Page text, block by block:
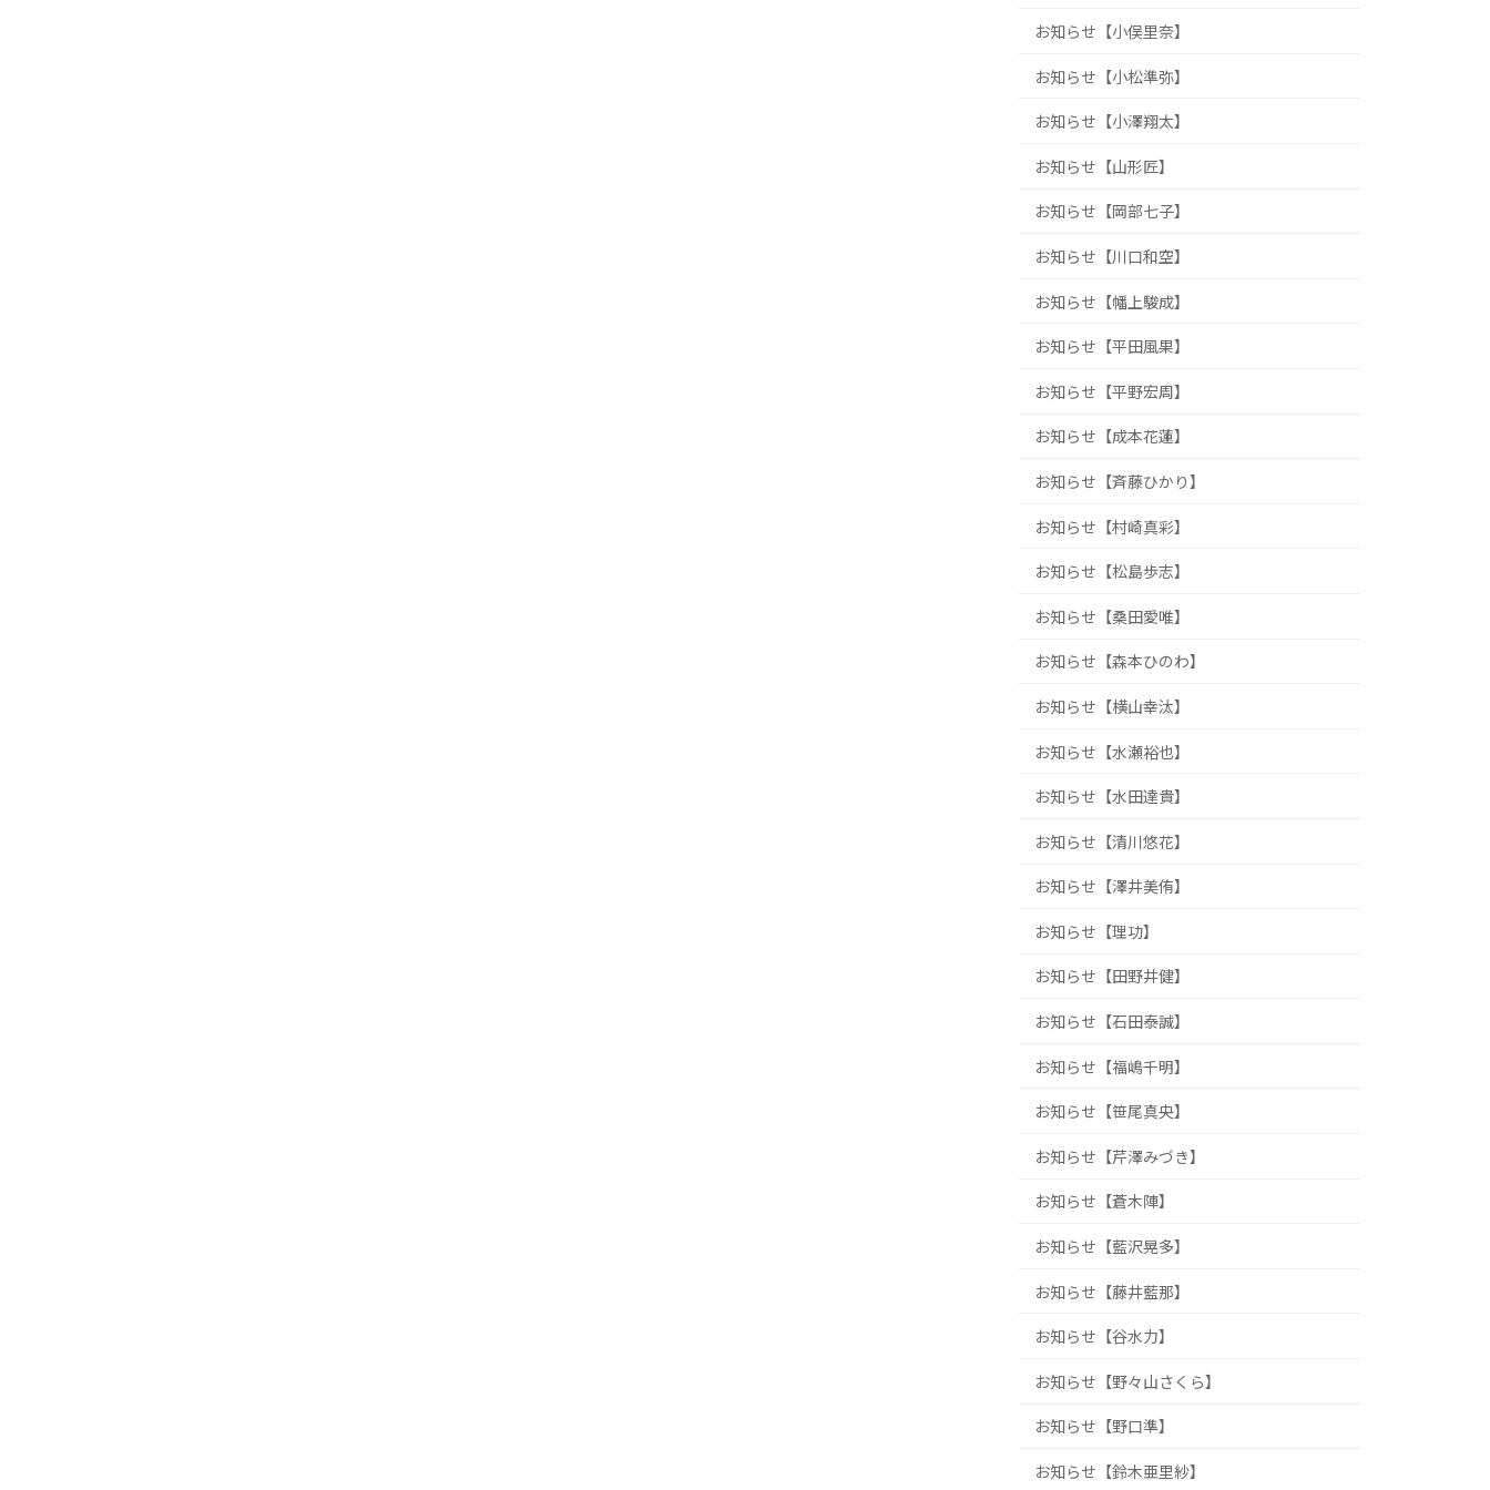
お知らせ【小俣里奈】
お知らせ【小松準弥】
お知らせ【小澤翔太】
お知らせ【山形匠】
お知らせ【岡部七子】
お知らせ【川口和空】
お知らせ【幡上駿成】
お知らせ【平田風果】
お知らせ【平野宏周】
お知らせ【成本花蓮】
お知らせ【斉藤ひかり】
お知らせ【村崎真彩】
お知らせ【松島歩志】
お知らせ【桑田愛唯】
お知らせ【森本ひのわ】
お知らせ【横山幸汰】
お知らせ【水瀬裕也】
お知らせ【水田達貴】
お知らせ【清川悠花】
お知らせ【澤井美侑】
お知らせ【理功】
お知らせ【田野井健】
お知らせ【石田泰誠】
お知らせ【福嶋千明】
お知らせ【笹尾真央】
お知らせ【芹澤みづき】
お知らせ【蒼木陣】
お知らせ【藍沢晃多】
お知らせ【藤井藍那】
お知らせ【谷水力】
お知らせ【野々山さくら】
お知らせ【野口準】
お知らせ【鈴木亜里紗】